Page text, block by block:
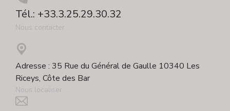
Tél.: +33.3.25.29.30.32
Nous contacter ...
Adresse : 35 Rue du Général de Gaulle 10340 Les
Riceys, Côte des Bar
Nous localiser ...